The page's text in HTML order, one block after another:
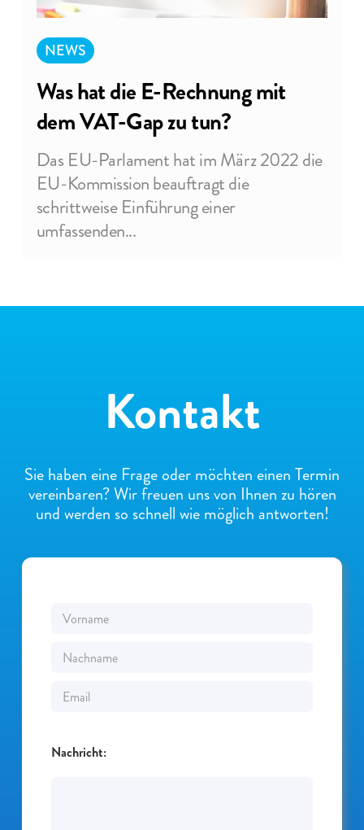
May 9, 2023
Was hat die E-Rechnung mit dem
VAT-GAP zu tun?
NEWS
Was hat die E-Rechnung mit
dem VAT-Gap zu tun?
Das EU-Parlament hat im März 2022 die
EU-Kommission beauftragt die
schrittweise Einführung einer
umfassenden...
Kontakt
Sie haben eine Frage oder möchten einen Termin
vereinbaren? Wir freuen uns von Ihnen zu hören
und werden so schnell wie möglich antworten!
Nachricht: